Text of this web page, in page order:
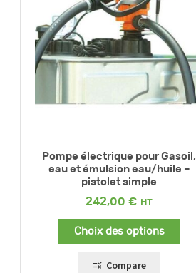
Pompe électrique pour Gasoil,
eau et émulsion eau/huile –
pistolet simple
242,00 €
Choix des options
Compare